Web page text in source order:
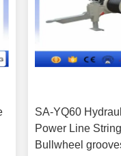
SA-YQ60
Power Line
Bullwheel